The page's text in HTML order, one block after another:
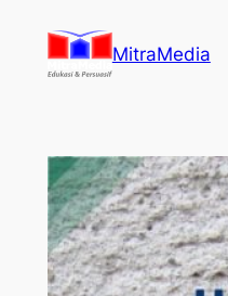
konten
MitraMedia